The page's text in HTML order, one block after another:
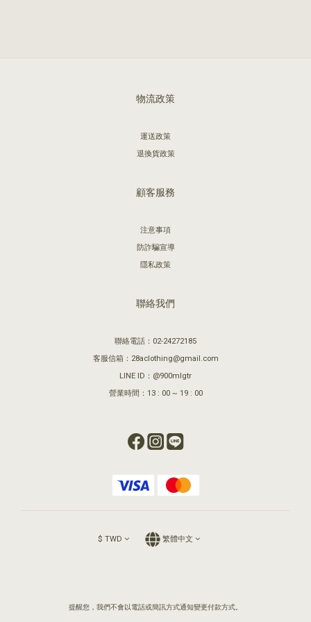
物流政策
運送政策
退換貨政策
顧客服務
注意事項
防詐騙宣導
隱私政策
聯絡我們
聯絡電話：02-24272185
客服信箱：28aclothing@gmail.com
LINE ID：@900mlgtr
營業時間：13 : 00 ~ 19 : 00
$ TWD 繁體中文
提醒您，我們不會以電話或簡訊方式通知變更付款方式。